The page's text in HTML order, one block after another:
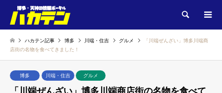
検索
ハカテン記事 博多 川端・住吉 グルメ
「川端ぜんざい」博多川端商
店街の名物を食べてきました！
博多 川端・住吉 グルメ
「川端ぜんざい」博多川端商店街の名物を食べて